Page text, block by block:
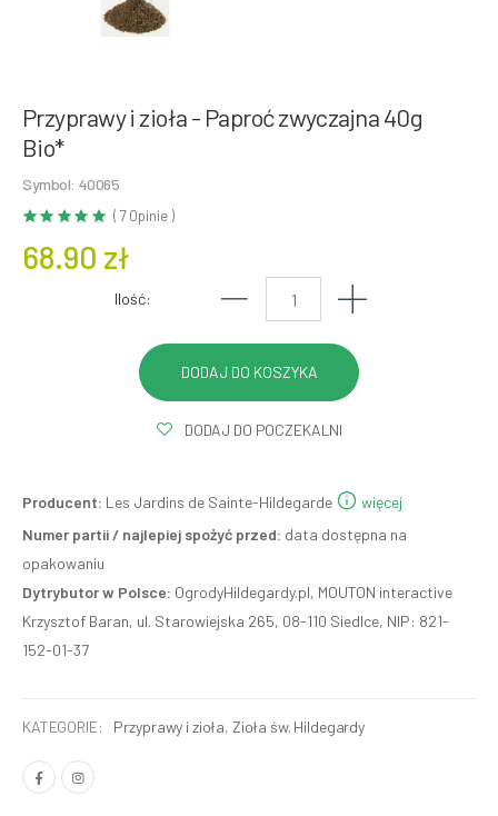
Przyprawy i zioła - Paproć zwyczajna 40g
Bio*
Symbol: 40065
( 7 Opinie )
68.90 zł
Ilość:
DODAJ DO POCZEKALNI
Producent: Les Jardins de Sainte-Hildegarde
więcej
Numer partii / najlepiej spożyć przed: data dostępna na
opakowaniu
Dytrybutor w Polsce: OgrodyHildegardy.pl, MOUTON interactive
Krzysztof Baran, ul. Starowiejska 265, 08-110 Siedlce, NIP: 821-
152-01-37
KATEGORIE: Przyprawy i zioła, Zioła św. Hildegardy